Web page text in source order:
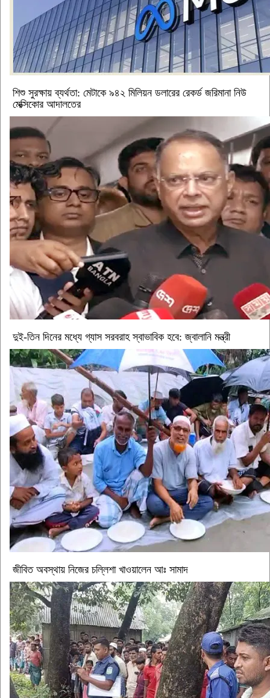
শিশু সুরক্ষায় ব্যর্থতা: মেটাকে ৯৪২ মিলিয়ন ডলারের রেকর্ড জরিমানা নিউ
মেক্সিকোর আদালতের
দুই-তিন দিনের মধ্যে গ্যাস সরবরাহ স্বাভাবিক হবে: জ্বালানি মন্ত্রী
জীবিত অবস্থায় নিজের চল্লিশা খাওয়ালেন আঃ সামাদ